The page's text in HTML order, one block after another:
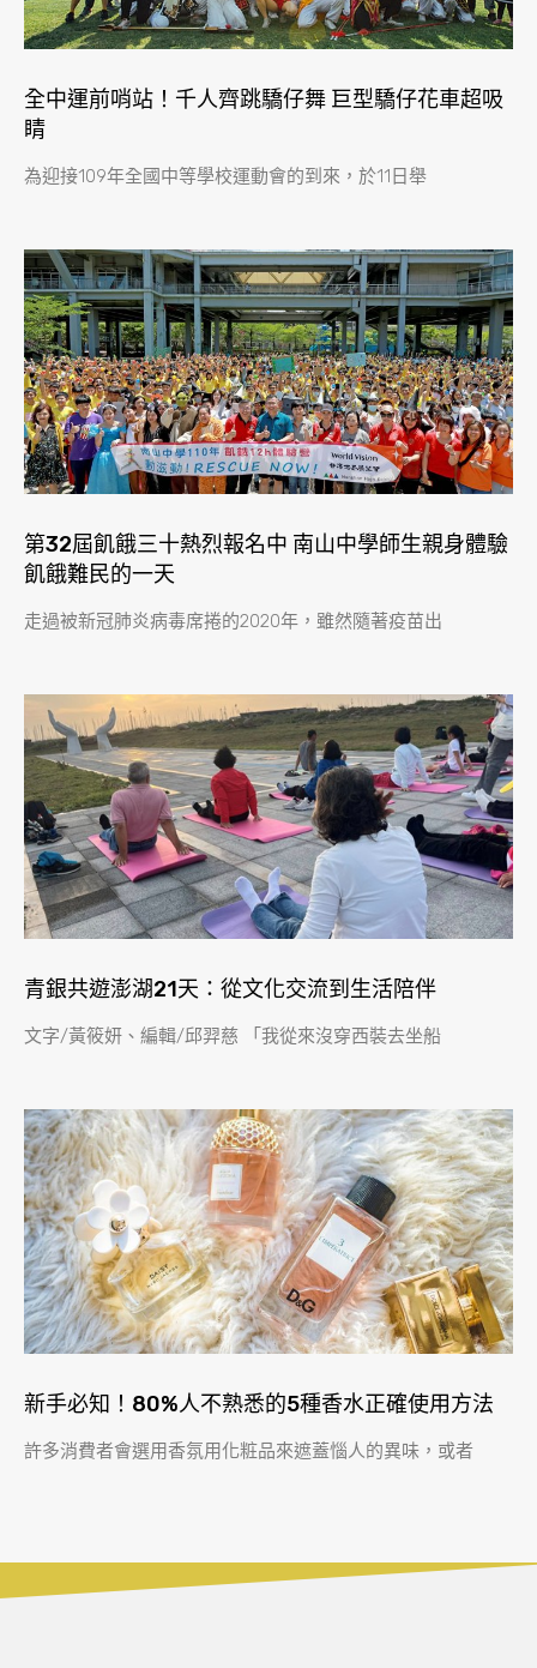
全中運前哨站！千人齊跳驕仔舞 巨型驕仔花車超吸
睛
為迎接109年全國中等學校運動會的到來，於11日舉
第32屆飢餓三十熱烈報名中 南山中學師生親身體驗
飢餓難民的一天
走過被新冠肺炎病毒席捲的2020年，雖然隨著疫苗出
青銀共遊澎湖21天：從文化交流到生活陪伴
文字/黃筱妍、編輯/邱羿慈 「我從來沒穿西裝去坐船
新手必知！80%人不熟悉的5種香水正確使用方法
許多消費者會選用香氛用化粧品來遮蓋惱人的異味，或者